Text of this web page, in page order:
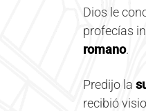
Dios le
profecías
romano.
Predijo la
recibió